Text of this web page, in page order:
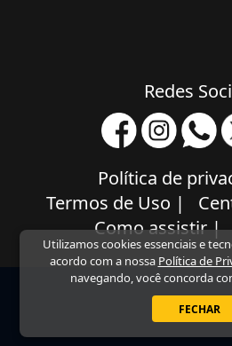
Utilizamos cookies essenciais e
acordo com a nossa Política de
navegando, você concorda
FECHAR
Redes
Política de
Termos de Uso |
Como assistir|